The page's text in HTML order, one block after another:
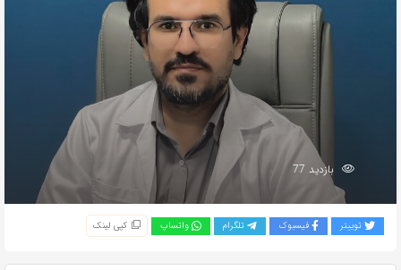
بازدید 77
توییتر فیسبوک تلگرام واتساپ کپی لینک